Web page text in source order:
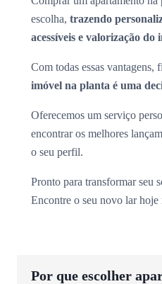
escolha, trazendo
acessíveis e valorização do
Com todas essas vantagens,
imóvel na planta é uma
Oferecemos um serviço
encontrar os melhores
o seu perfil.
Pronto para transformar seu
Encontre o seu novo lar hoje
Por que escolher